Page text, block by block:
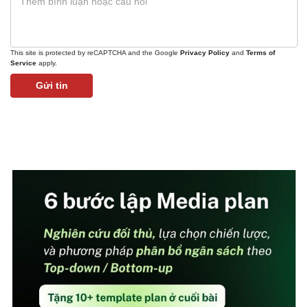
This site is protected by reCAPTCHA and the Google Privacy Policy and Terms of
Service apply.
Gửi tin